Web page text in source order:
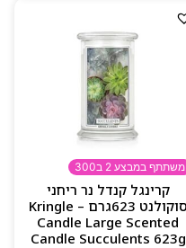
משתתף במבצע 2 ב300
קרינגל קנדל נר ריחני
סוקולנט 623גרם – Kringle
Candle Large Scented
Candle Succulents 623g